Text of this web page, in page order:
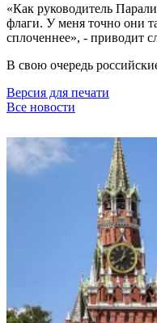
«Как руководитель
флаги. У меня точно они
сплоченнее», - приводит
В свою очередь
Версия для печати
Все новости